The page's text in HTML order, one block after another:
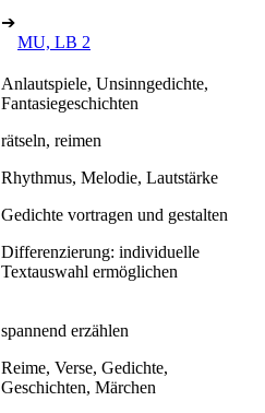
➔
MU, LB 2
Anlautspiele, Unsinngedichte,
Fantasiegeschichten
rätseln, reimen
Rhythmus, Melodie, Lautstärke
Gedichte vortragen und gestalten
Differenzierung: individuelle
Textauswahl ermöglichen
spannend erzählen
Reime, Verse, Gedichte,
Geschichten, Märchen